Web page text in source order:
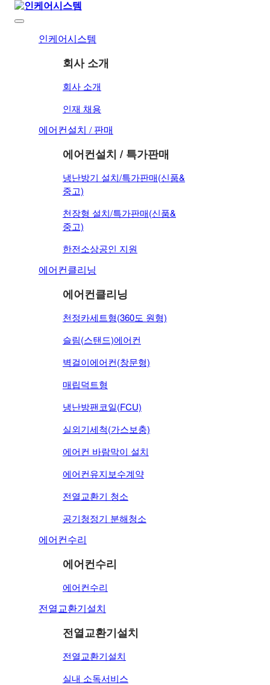
회사 소개
인재 채용
에어컨설치 / 특가판매
냉난방기 설치/특가판매(신품&중고)
한전소상공인 지원
천정카세트형(360도 원형)
슬림(스탠드)에어컨
벽걸이에어컨(창문형)
매립덕트형
냉난방팬코일(FCU)
에어컨 바람막이 설치
공기청정기 분해청소
에어컨수리
에어컨수리
전열교환기설치
실내 소독서비스
중고가전판매/매입
중고가전판매
중고가전매입
온라인문의
인케어시스템
회사 소개
회사 소개
인재 채용
에어컨설치 / 판매
에어컨설치 / 특가판매
냉난방기 설치/특가판매(신품&
중고)
천장형 설치/특가판매(신품&
중고)
한전소상공인 지원
에어컨클리닝
에어컨클리닝
천정카세트형(360도 원형)
슬림(스탠드)에어컨
벽걸이에어컨(창문형)
매립덕트형
냉난방팬코일(FCU)
실외기세척(가스보충)
에어컨 바람막이 설치
에어컨유지보수계약
전열교환기 청소
공기청정기 분해청소
에어컨수리
에어컨수리
에어컨수리
전열교환기설치
전열교환기설치
전열교환기설치
실내 소독서비스